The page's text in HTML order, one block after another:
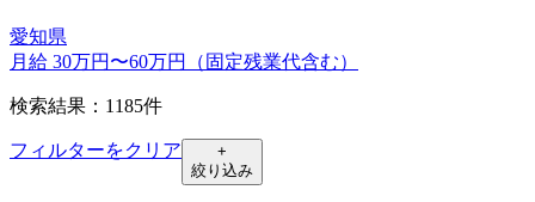
愛知県
月給 30万円〜60万円（固定残業代含む）
検索結果：1185件
フィルターをクリア
+
絞り込み